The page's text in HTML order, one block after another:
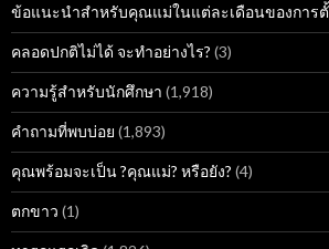
ข้อแนะนำสำหรับคุณแม่ในแต่ละเดือนของการ
คลอดปกติไม่ได้ จะทำอย่างไร? (3)
ความรู้สำหรับนักศึกษา (1,918)
คำถามที่พบบ่อย (1,893)
คุณพร้อมจะเป็น ?คุณแม่? หรือยัง? (4)
ตกขาว (1)